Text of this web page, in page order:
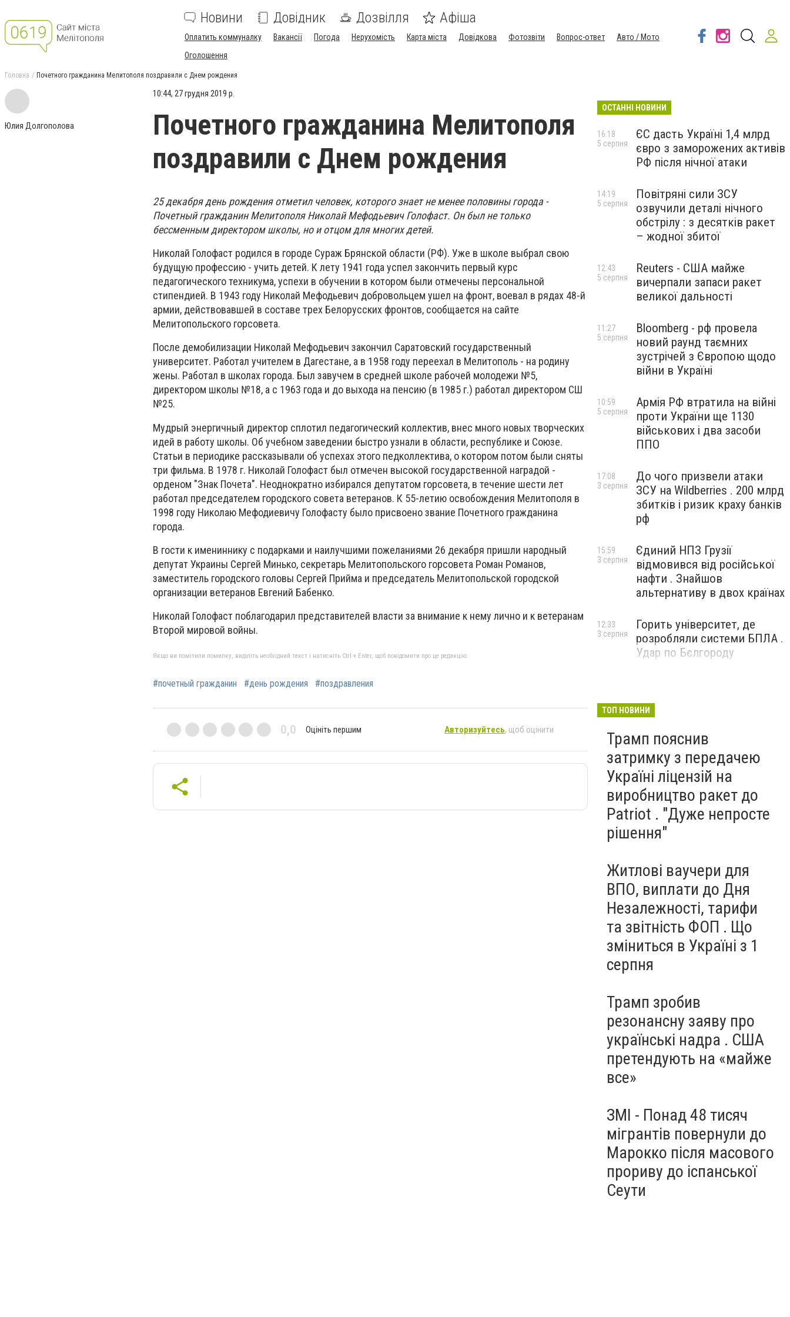
Новини Довідник Дозвілля Афіша
Оплатить коммуналку Вакансії Погода Нерухомість Карта міста Довідкова Фотозвіти Вопрос-ответ
Авто / Мото
Оголошення
Головна Почетного гражданина Мелитополя поздравили с Днем рождения
Юлия Долгополова
10:44, 27 грудня 2019 р.
Почетного гражданина Мелитополя
поздравили с Днем рождения
25 декабря день рождения отметил человек, которого знает не менее половины города -
Почетный гражданин Мелитополя Николай Мефодьевич Голофаст. Он был не только
бессменным директором школы, но и отцом для многих детей.
Николай Голофаст родился в городе Сураж Брянской области (РФ). Уже в школе выбрал свою
будущую профессию - учить детей. К лету 1941 года успел закончить первый курс
педагогического техникума, успехи в обучении в котором были отмечены персональной
стипендией. В 1943 году Николай Мефодьевич добровольцем ушел на фронт, воевал в рядах 48-й
армии, действовавшей в составе трех Белорусских фронтов, сообщается на сайте
Мелитопольского горсовета.
После демобилизации Николай Мефодьевич закончил Саратовский государственный
университет. Работал учителем в Дагестане, а в 1958 году переехал в Мелитополь - на родину
жены. Работал в школах города. Был завучем в средней школе рабочей молодежи №5,
директором школы №18, а с 1963 года и до выхода на пенсию (в 1985 г.) работал директором СШ
№25.
Мудрый энергичный директор сплотил педагогический коллектив, внес много новых творческих
идей в работу школы. Об учебном заведении быстро узнали в области, республике и Союзе.
Статьи в периодике рассказывали об успехах этого педколлектива, о котором потом были сняты
три фильма. В 1978 г. Николай Голофаст был отмечен высокой государственной наградой -
орденом "Знак Почета". Неоднократно избирался депутатом горсовета, в течение шести лет
работал председателем городского совета ветеранов. К 55-летию освобождения Мелитополя в
1998 году Николаю Мефодиевичу Голофасту было присвоено звание Почетного гражданина
города.
В гости к имениннику с подарками и наилучшими пожеланиями 26 декабря пришли народный
депутат Украины Сергей Минько, секретарь Мелитопольского горсовета Роман Романов,
заместитель городского головы Сергей Прийма и председатель Мелитопольской городской
организации ветеранов Евгений Бабенко.
Николай Голофаст поблагодарил представителей власти за внимание к нему лично и к ветеранам
Второй мировой войны.
Якщо ви помітили помилку, виділіть необхідний текст і натисніть Ctrl + Enter, щоб повідомити про це редакцію
#почетный гражданин #день рождения #поздравления
0,0 Оцініть першим Авторизуйтесь, щоб оцінити
ОСТАННІ НОВИНИ
ЄС дасть Україні 1,4 млрд
євро з заморожених активів
РФ після нічної атаки
16:18
5 серпня
Повітряні сили ЗСУ
озвучили деталі нічного
обстрілу : з десятків ракет
– жодної збитої
14:19
5 серпня
Reuters - США майже
вичерпали запаси ракет
великої дальності
12:43
5 серпня
Bloomberg - рф провела
новий раунд таємних
зустрічей з Європою щодо
війни в Україні
11:27
5 серпня
Армія РФ втратила на війні
проти України ще 1130
військових і два засоби
ППО
10:59
5 серпня
До чого призвели атаки
ЗСУ на Wildberries . 200 млрд
збитків і ризик краху банків
рф
17:08
3 серпня
Єдиний НПЗ Грузії
відмовився від російської
нафти . Знайшов
альтернативу в двох країнах
15:59
3 серпня
Горить університет, де
розробляли системи БПЛА .
Удар по Бєлгороду
12:33
3 серпня
ТОП НОВИНИ
Трамп пояснив
затримку з передачею
Україні ліцензій на
виробництво ракет до
Patriot . "Дуже непросте
рішення"
Житлові ваучери для
ВПО, виплати до Дня
Незалежності, тарифи
та звітність ФОП . Що
зміниться в Україні з 1
серпня
Трамп зробив
резонансну заяву про
українські надра . США
претендують на «майже
все»
ЗМІ - Понад 48 тисяч
мігрантів повернули до
Марокко після масового
прориву до іспанської
Сеути